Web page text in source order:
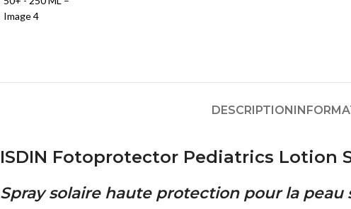
DESCRIPTION
ISDIN Fotoprotector Pediatrics Lotion
Spray solaire haute protection pour la peau